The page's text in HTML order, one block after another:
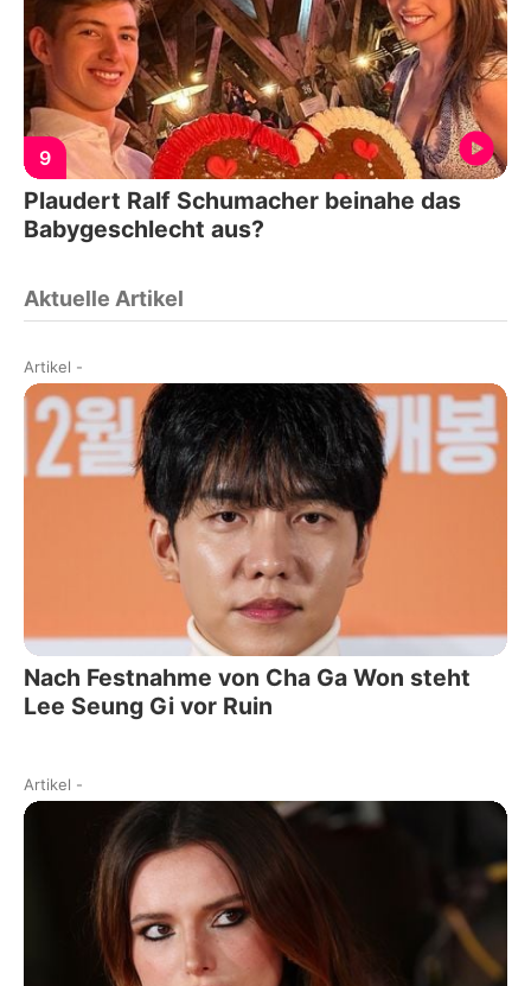
9
Plaudert Ralf Schumacher beinahe das
Babygeschlecht aus?
Aktuelle Artikel
Artikel -
Nach Festnahme von Cha Ga Won steht
Lee Seung Gi vor Ruin
Artikel -